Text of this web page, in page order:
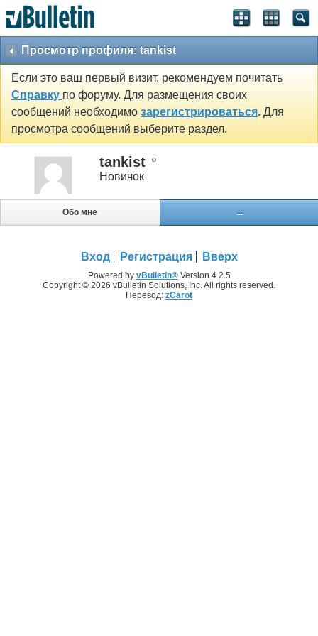
Просмотр профиля: tankist
Если это ваш первый визит, рекомендуем почитать
Справку по форуму. Для размещения своих
сообщений необходимо зарегистрироваться. Для
просмотра сообщений выберите раздел.
tankist
Новичок
Обо мне ...
Вход Регистрация Вверх
Powered by vBulletin®Version 4.2.5
Copyright © 2026 vBulletin Solutions, Inc. All rights reserved.
Перевод: zCarot